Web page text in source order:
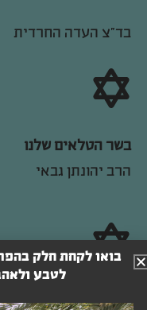
בד״צ העדה החרדית
ב‍שר הטלאים שלנו
הרב יהונתן גבאי
מנגו
בואו לקחת חלק
לטבע